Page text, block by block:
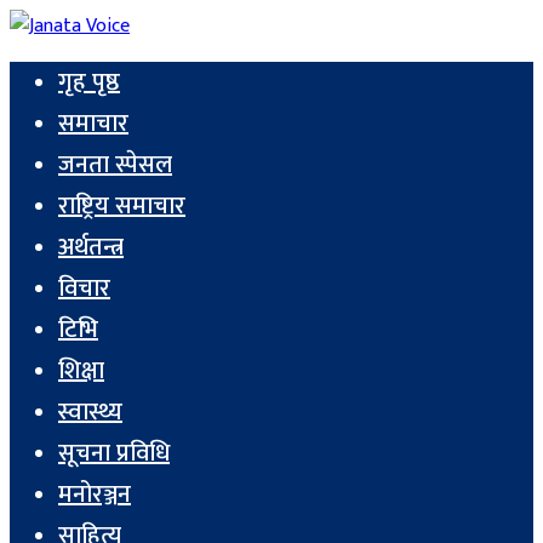
गृह पृष्ठ
समाचार
जनता स्पेसल
राष्ट्रिय समाचार
अर्थतन्त्र
विचार
टिभि
शिक्षा
स्वास्थ्य
सूचना प्रविधि
मनोरञ्जन